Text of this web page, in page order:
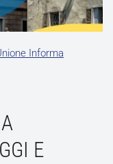
Informa
E